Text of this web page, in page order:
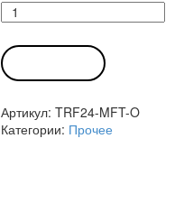
Количество
товара
Привод
TRF24-
MFT-
Белимо
Артикул: TRF24-MFT-O
Категории: Прочее